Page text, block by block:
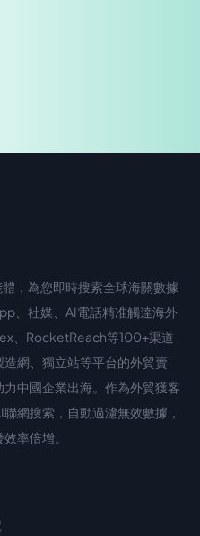
，為您即時搜索全球海關數據
、社媒、AI電話精准觸達海外
、RocketReach等100+渠道
網、獨立站等平台的外貿賣
中國企業出海。作為外貿獲客
網搜索，自動過濾無效數據，
率倍增。